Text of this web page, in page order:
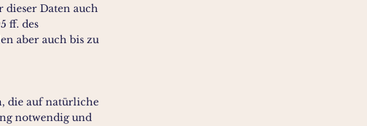
dieser Daten auch
ff. des
aber auch bis zu
die auf natürliche
notwendig und